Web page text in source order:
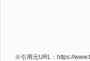
※引用元URL：https://